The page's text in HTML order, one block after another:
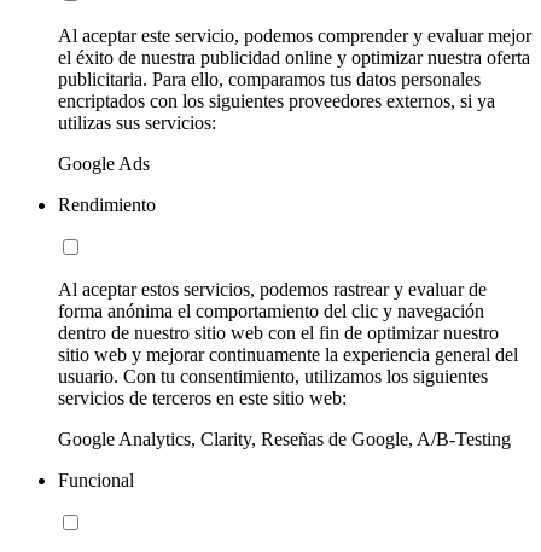
Al aceptar este servicio, podemos comprender y evaluar mejor
el éxito de nuestra publicidad online y optimizar nuestra oferta
publicitaria. Para ello, comparamos tus datos personales
encriptados con los siguientes proveedores externos, si ya
utilizas sus servicios:
Google Ads
Rendimiento
Al aceptar estos servicios, podemos rastrear y evaluar de
forma anónima el comportamiento del clic y navegación
dentro de nuestro sitio web con el fin de optimizar nuestro
sitio web y mejorar continuamente la experiencia general del
usuario. Con tu consentimiento, utilizamos los siguientes
servicios de terceros en este sitio web:
Google Analytics, Clarity, Reseñas de Google, A/B-Testing
Funcional